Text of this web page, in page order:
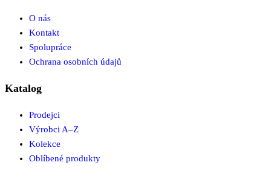
O nás
Kontakt
Spolupráce
Ochrana osobních údajů
Katalog
Prodejci
Výrobci A–Z
Kolekce
Oblíbené produkty